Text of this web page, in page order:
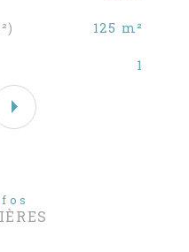
125 m²
1